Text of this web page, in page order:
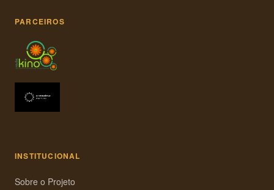
PARCEIROS
INSTITUCIONAL
Sobre o Projeto